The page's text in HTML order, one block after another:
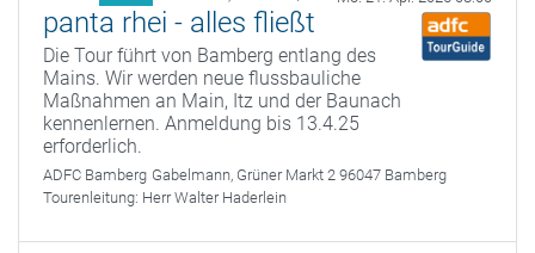
panta rhei - alles fließt
Die Tour führt von Bamberg entlang des
Mains. Wir werden neue flussbauliche
Maßnahmen an Main, Itz und der Baunach
kennenlernen. Anmeldung bis 13.4.25
erforderlich.
ADFC Bamberg Gabelmann, Grüner Markt 2 96047 Bamberg
Tourenleitung: Herr Walter Haderlein